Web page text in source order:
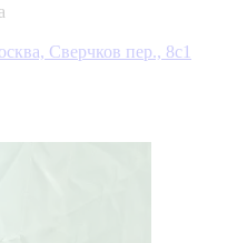
Сверчков пер., 8с1